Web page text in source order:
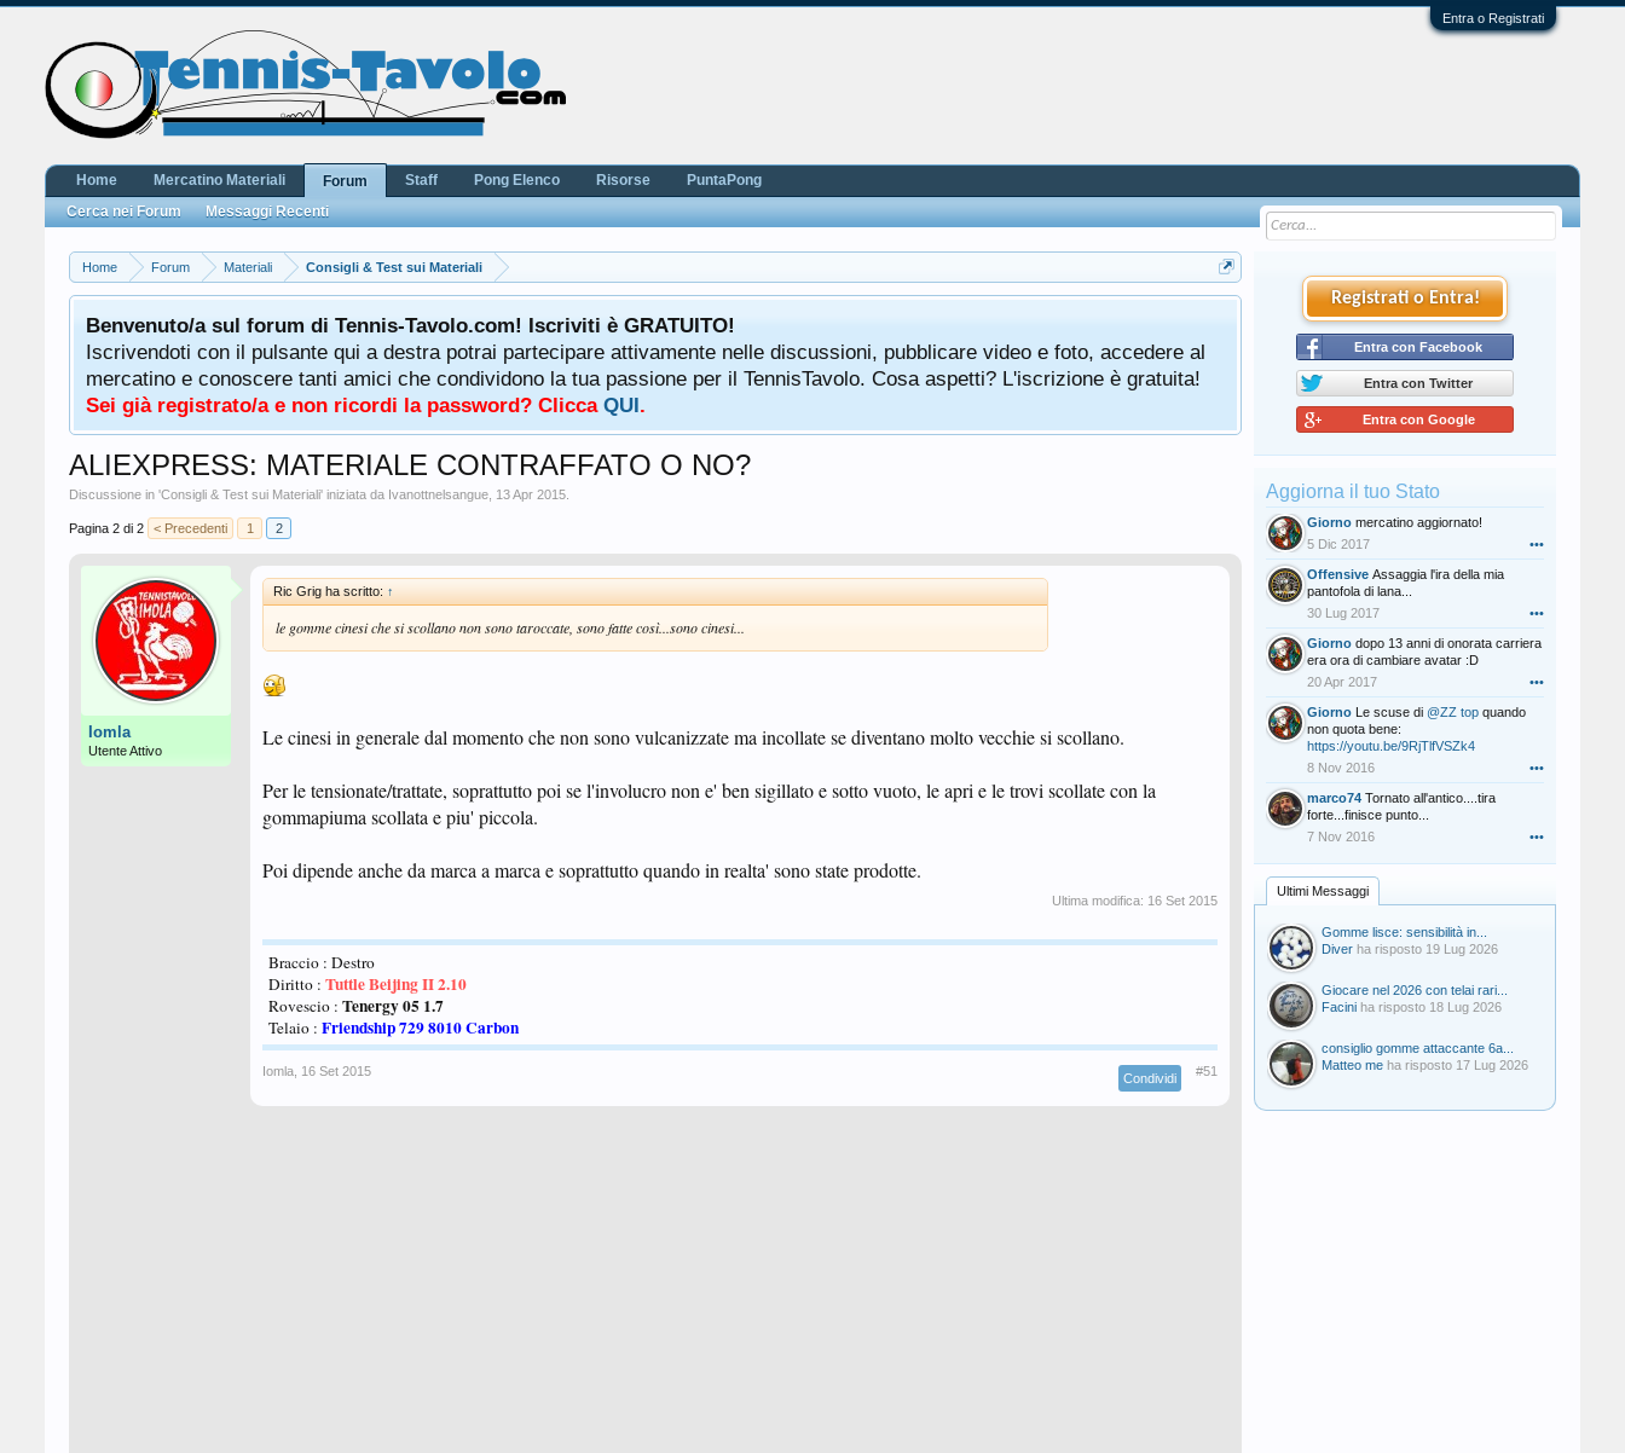
Entra o Registrati
Home Forum Materiali Consigli & Test sui Materiali
Benvenuto/a sul forum di Tennis-Tavolo.com! Iscriviti è GRATUITO!
Iscrivendoti con il pulsante qui a destra potrai partecipare attivamente nelle discussioni, pubblicare video e foto, accedere al
mercatino e conoscere tanti amici che condividono la tua passione per il TennisTavolo. Cosa aspetti? L'iscrizione è gratuita!
Sei già registrato/a e non ricordi la password? Clicca QUI.
ALIEXPRESS: MATERIALE CONTRAFFATO O NO?
Discussione in 'Consigli & Test sui Materiali' iniziata da Ivanottnelsangue 13 Apr 2015
Pagina 2 di 2 < Precedenti 1 2
Iomla
Utente Attivo
Ric Grig ha scritto: ↑
le gomme cinesi che si scollano non sono taroccate, sono fatte così...sono cinesi...
Le cinesi in generale dal momento che non sono vulcanizzate ma incollate se diventano molto vecchie si scollano.
Per le tensionate/trattate, soprattutto poi se l'involucro non e' ben sigillato e sotto vuoto, le apri e le trovi scollate con la
gommapiuma scollata e piu' piccola.
Poi dipende anche da marca a marca e soprattutto quando in realta' sono state prodotte.
Ultima modifica: 16 Set 2015
Braccio : Destro
Diritto : Tuttle Beijing II 2.10
Rovescio : Tenergy 05 1.7
Telaio : Friendship 729 8010 Carbon
Iomla 16 Set 2015 Condividi #51
Registrati o Entra!
Entra con Facebook
Entra con Twitter
Entra con Google
Aggiorna il tuo Stato
Giorno mercatino aggiornato!
5 Dic 2017
•••
Offensive Assaggia l'ira della mia
pantofola di lana...
30 Lug 2017
•••
Giorno dopo 13 anni di onorata carriera
era ora di cambiare avatar :D
20 Apr 2017
•••
Giorno Le scuse di @ZZ top quando
non quota bene:
https://youtu.be/9RjTlfVSZk4
8 Nov 2016
•••
marco74 Tornato all'antico....tira
forte...finisce punto...
7 Nov 2016
•••
Ultimi Messaggi
Gomme lisce: sensibilità in...
Diver ha risposto 19 Lug 2026
Giocare nel 2026 con telai rari...
Facini ha risposto 18 Lug 2026
consiglio gomme attaccante 6a...
Matteo me ha risposto 17 Lug 2026
Home Mercatino Materiali
Forum
Cerca nei Forum
Messaggi Recenti
Staff Pong Elenco Risorse PuntaPong